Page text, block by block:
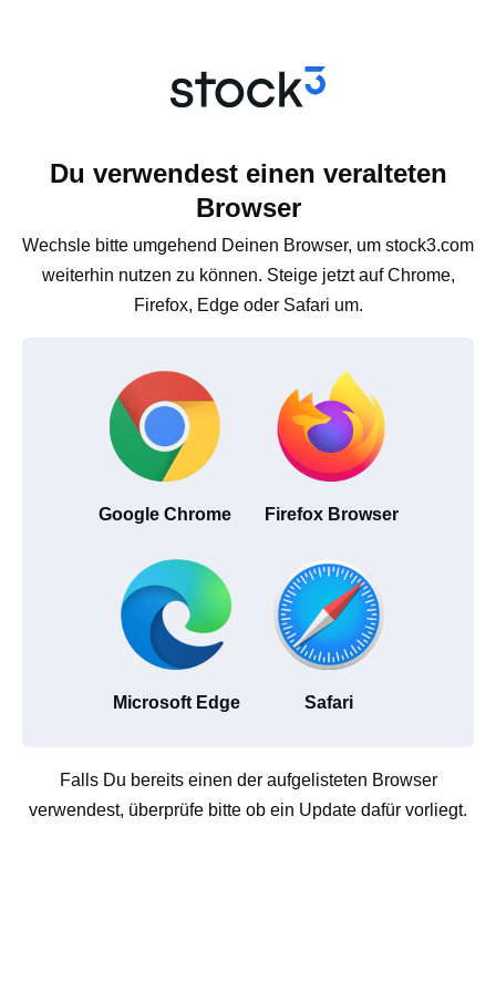
Du verwendest einen veralteten
Browser
Wechsle bitte umgehend Deinen Browser, um stock3.com
weiterhin nutzen zu können. Steige jetzt auf Chrome,
Firefox, Edge oder Safari um.
Google Chrome Firefox Browser
Microsoft Edge Safari
Falls Du bereits einen der aufgelisteten Browser
verwendest, überprüfe bitte ob ein Update dafür vorliegt.